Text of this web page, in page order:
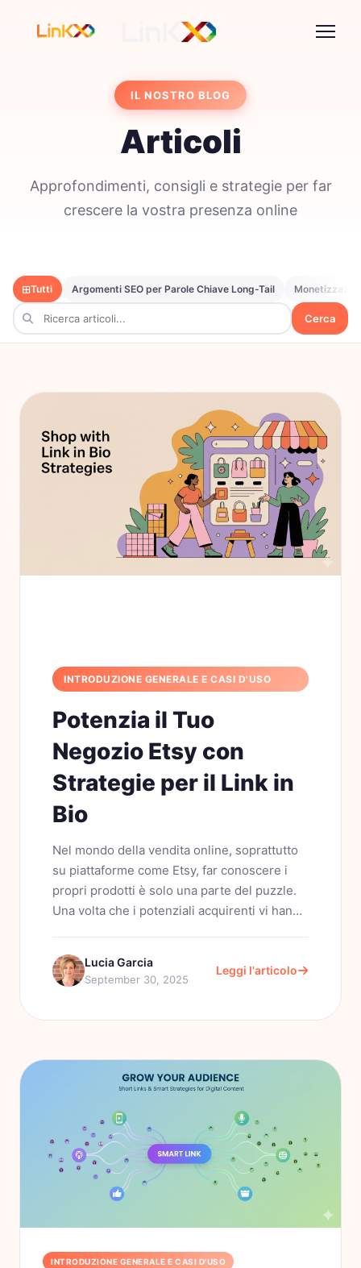
IL NOSTRO BLOG
Articoli
Approfondimenti, consigli e strategie per far
crescere la vostra presenza online
Tutti Argomenti SEO per Parole Chiave Long-Tail
Cerca
INTRODUZIONE GENERALE E CASI D'USO
Potenzia il Tuo
Negozio Etsy con
Strategie per il Link in
Bio
Nel mondo della vendita online, soprattutto
su piattaforme come Etsy, far conoscere i
propri prodotti è solo una parte del puzzle.
Una volta che i potenziali acquirenti vi hanno
vostre offerte diventa...
Lucia Garcia
September 30, 2025
Leggi l'articolo
INTRODUZIONE GENERALE E CASI D'USO